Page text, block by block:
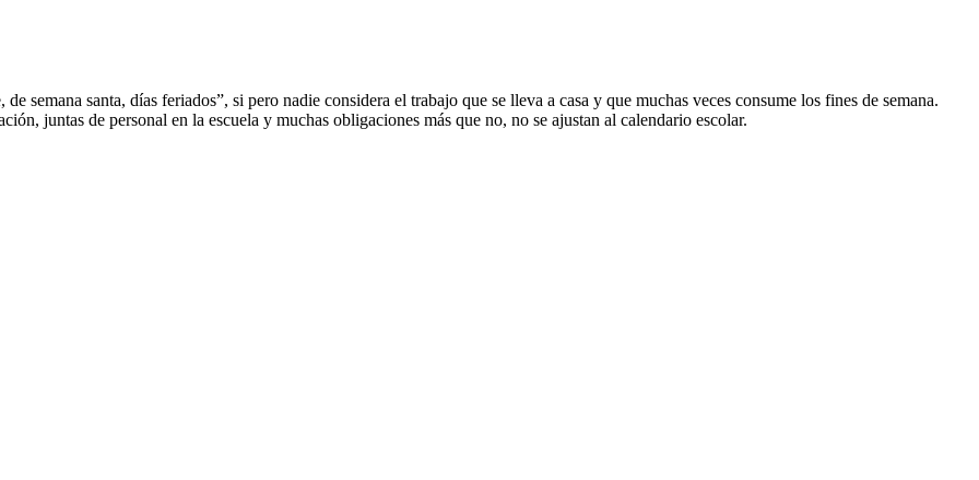
semana santa, días feriados”, si pero nadie considera el trabajo que se lleva a casa y que muchas veces consume los fines de semana.
juntas de personal en la escuela y muchas obligaciones más que no, no se ajustan al calendario escolar.